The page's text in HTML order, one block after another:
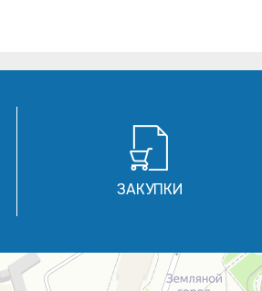
ЗАКУПКИ